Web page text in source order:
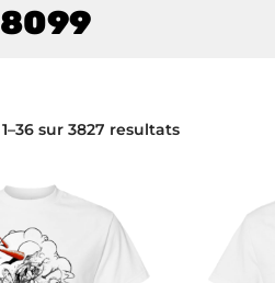
sur 3827 resultats